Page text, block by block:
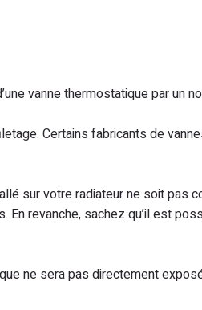
vanne thermostatique par un
Certains fabricants de
sur votre radiateur ne soit pas
revanche, sachez qu’il est
ne sera pas directement